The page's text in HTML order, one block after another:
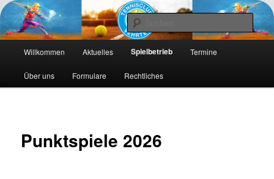
Tennis-Vehrte
Die Webseite des Tennisclub Vehrte e. V.
Zum
primären
Zum
sekundären
Willkommen Aktuelles Spielbetrieb Termine
Über uns Formulare Rechtliches
Punktspiele 2026